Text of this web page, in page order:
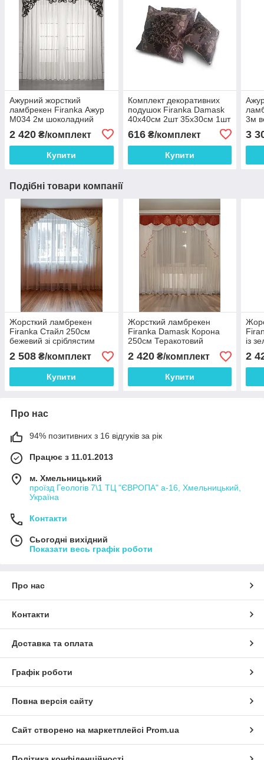
Ажурний жорсткий
ламбрекен Firanka Ажур
М034 2м шоколадний
2 420 ₴/комплект
Купити
Комплект декоративних
подушок Firanka Damask
40х40см 2шт 35х30см 1шт
616₴/комплект
Купити
3м
3
Подібні товари компанії
Жорсткий ламбрекен
Firanka Стайл 250см
бежевий зі сріблястим
(48_8ж)
2 508 ₴/комплект
Купити
Жорсткий ламбрекен
Firanka Damask Корона
250см Теракотовий
(140_5ж)
2 420₴/комплект
Купити
із
2
Про нас
94% позитивних з 16 відгуків за рік
Працює з 11.01.2013
м. Хмельницький
проїзд Геологів 7\1 ТЦ "ЄВРОПА" а-16, Хмельницький,
Україна
Контакти
Сьогодні вихідний
Показати весь графік роботи
Про нас
Контакти
Доставка та оплата
Графік роботи
Повна версія сайту
Сайт створено на маркетплейсі Prom.ua